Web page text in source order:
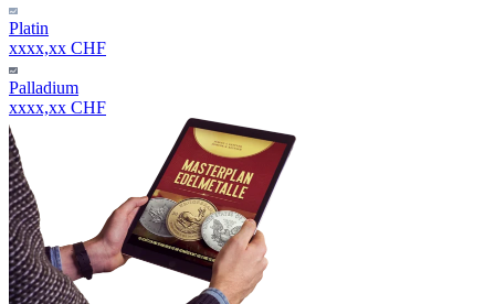
Platin
xxxx,xx CHF
Palladium
xxxx,xx CHF